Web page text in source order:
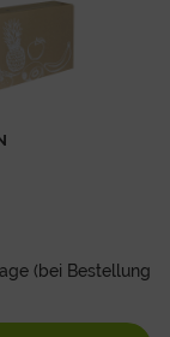
(bei Bestellung